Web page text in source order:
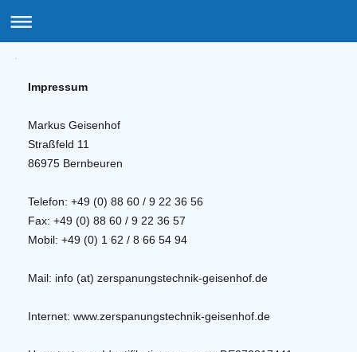
Impressum
Markus Geisenhof
Straßfeld 11
86975 Bernbeuren
Telefon: +49 (0) 88 60 / 9 22 36 56
Fax: +49 (0) 88 60 / 9 22 36 57
Mobil: +49 (0) 1 62 / 8 66 54 94
Mail: info (at) zerspanungstechnik-geisenhof.de
Internet: www.zerspanungstechnik-geisenhof.de